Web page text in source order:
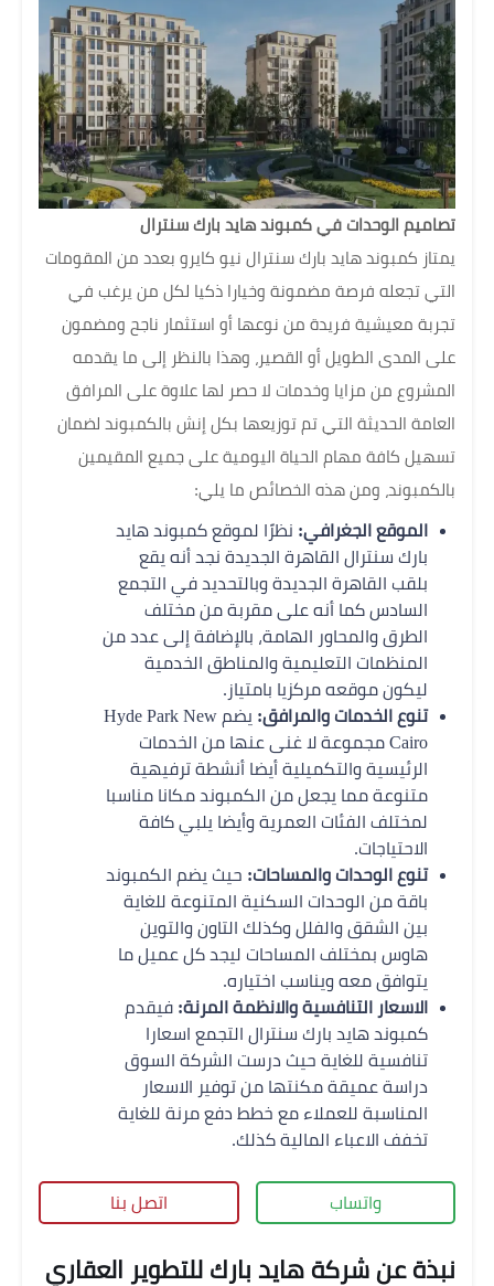
تصاميم الوحدات في كمبوند هايد بارك سنترال
يمتاز كمبوند هايد بارك سنترال نيو كايرو بعدد من المقومات
التي تجعله فرصة مضمونة وخيارا ذكيا لكل من يرغب في
تجربة معيشية فريدة من نوعها أو استثمار ناجح ومضمون
على المدى الطويل أو القصير، وهذا بالنظر إلى ما يقدمه
المشروع من مزايا وخدمات لا حصر لها علاوة على المرافق
العامة الحديثة التي تم توزيعها بكل إنش بالكمبوند لضمان
تسهيل كافة مهام الحياة اليومية على جميع المقيمين
بالكمبوند، ومن هذه الخصائص ما يلي:
الموقع الجغرافي: نظرًا لموقع كمبوند هايد
بارك سنترال القاهرة الجديدة نجد أنه يقع
بلقب القاهرة الجديدة وبالتحديد في التجمع
السادس كما أنه على مقربة من مختلف
الطرق والمحاور الهامة، بالإضافة إلى عدد من
المنظمات التعليمية والمناطق الخدمية
ليكون موقعه مركزيا بامتياز.
تنوع الخدمات والمرافق:
يضم Hyde Park New
Cairo مجموعة لا غنى عنها من الخدمات
الرئيسية والتكميلية أيضا أنشطة ترفيهية
متنوعة مما يجعل من الكمبوند مكانا مناسبا
لمختلف الفئات العمرية وأيضا يلبي كافة
الاحتياجات.
تنوع الوحدات والمساحات: حيث يضم الكمبوند
باقة من الوحدات السكنية المتنوعة للغاية
بين الشقق والفلل وكذلك التاون والتوين
هاوس بمختلف المساحات ليجد كل عميل ما
يتوافق معه ويناسب اختياره.
الاسعار التنافسية والانظمة المرنة: فيقدم
كمبوند هايد بارك سنترال التجمع اسعارا
تنافسية للغاية حيث درست الشركة السوق
دراسة عميقة مكنتها من توفير الاسعار
المناسبة للعملاء مع خطط دفع مرنة للغاية
تخفف الاعباء المالية كذلك.
واتساب اتصل بنا
نبذة عن شركة هايد بارك للتطوير العقاري